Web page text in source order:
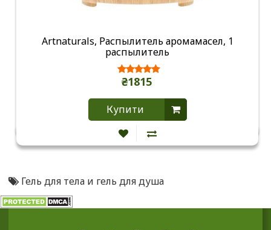
Artnaturals, Распылитель аромамасел, 1
распылитель
₴1815
Купити
Гель для тела и гель для душа